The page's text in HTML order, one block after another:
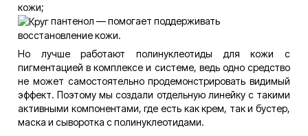
кожи;
пантенол — помогает поддерживать
восстановление кожи.
Но лучше работают полинуклеотиды для кожи с
пигментацией в комплексе и системе, ведь одно средство
не может самостоятельно продемонстрировать видимый
эффект. Поэтому мы создали отдельную линейку с такими
активными компонентами, где есть как крем, так и бустер,
маска и сыворотка с полинуклеотидами.